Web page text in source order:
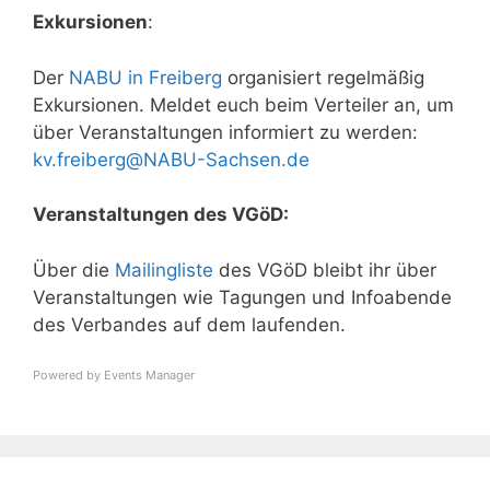
Exkursionen:
Der NABU in Freiberg organisiert regelmäßig
Exkursionen. Meldet euch beim Verteiler an, um
über Veranstaltungen informiert zu werden:
kv.freiberg@NABU-Sachsen.de
Veranstaltungen des VGöD:
Über die Mailingliste des VGöD bleibt ihr über
Veranstaltungen wie Tagungen und Infoabende
des Verbandes auf dem laufenden.
Powered by Events Manager